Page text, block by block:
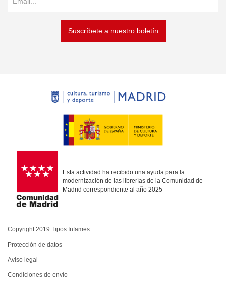
Suscríbete a nuestro boletín
Esta actividad ha recibido una ayuda para la
modernización de las librerías de la Comunidad de
Madrid correspondiente al año 2025
Copyright 2019 Tipos Infames
Protección de datos
Aviso legal
Condiciones de envío